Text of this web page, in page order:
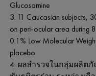
Glucosamine
11 Caucasian subjects,
on peri-ocular area during
0.1% Low Molecular
placebo
ผลสำรวจในกลุ่มผลิตภั